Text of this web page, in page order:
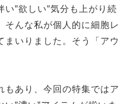
”欲しい”気分も上がり続
そんな私が個人的に細胞レ
まいりました。そう「アウ
もあり、今回の特集ではア